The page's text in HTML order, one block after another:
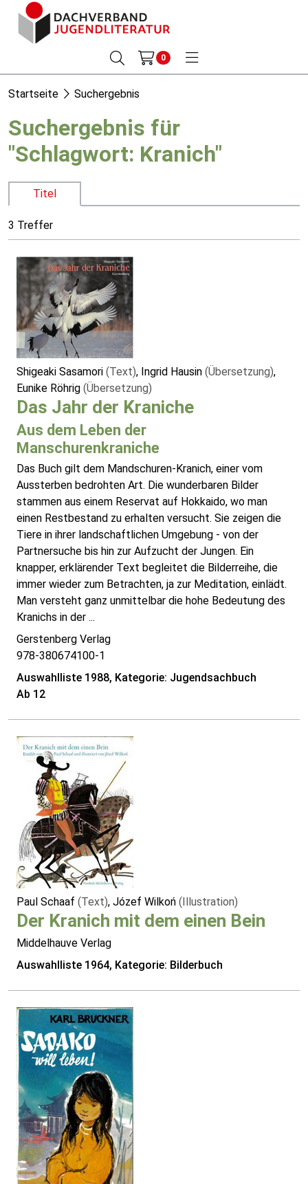
0
Startseite Suchergebnis
Suchergebnis für
"Schlagwort: Kranich"
Titel
3 Treffer
Shigeaki Sasamori (Text), Ingrid Hausin (Übersetzung),
Eunike Röhrig (Übersetzung)
Das Jahr der Kraniche
Aus dem Leben der
Manschurenkraniche
Das Buch gilt dem Mandschuren-Kranich, einer vom
Aussterben bedrohten Art. Die wunderbaren Bilder
stammen aus einem Reservat auf Hokkaido, wo man
einen Restbestand zu erhalten versucht. Sie zeigen die
Tiere in ihrer landschaftlichen Umgebung - von der
Partnersuche bis hin zur Aufzucht der Jungen. Ein
knapper, erklärender Text begleitet die Bilderreihe, die
immer wieder zum Betrachten, ja zur Meditation, einlädt.
Man versteht ganz unmittelbar die hohe Bedeutung des
Kranichs in der ...
Gerstenberg Verlag
978-380674100-1
Auswahlliste 1988, Kategorie: Jugendsachbuch
Ab 12
Paul Schaaf (Text), Józef Wilkoń (Illustration)
Der Kranich mit dem einen Bein
Middelhauve Verlag
Auswahlliste 1964, Kategorie: Bilderbuch